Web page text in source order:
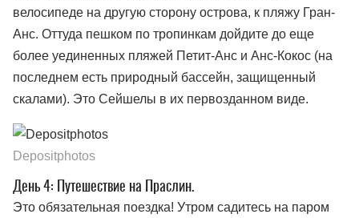
велосипеде на другую сторону острова, к пляжу Гран-
Анс. Оттуда пешком по тропинкам дойдите до еще
более уединенных пляжей Петит-Анс и Анс-Кокос (на
последнем есть природный бассейн, защищенный
скалами). Это Сейшелы в их первозданном виде.
Depositphotos
День 4: Путешествие на Праслин.
Это обязательная поездка! Утром садитесь на паром